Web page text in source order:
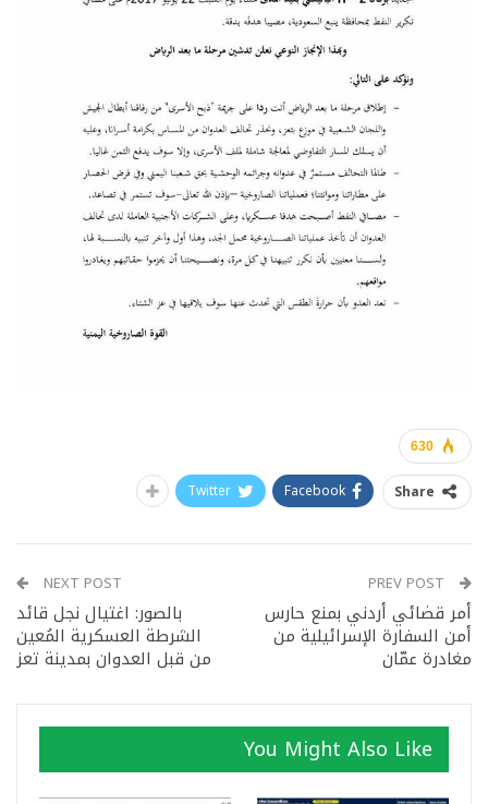
630
Share
Facebook
Twitter
أمر قضائي أردني بمنع حارس
أمن السفارة الإسرائيلية من
مغادرة عمّان
NEXT POST
بالصور: اغتيال نجل قائد
الشرطة العسكرية المُعين
من قبل العدوان بمدينة تعز
You Might Also Like